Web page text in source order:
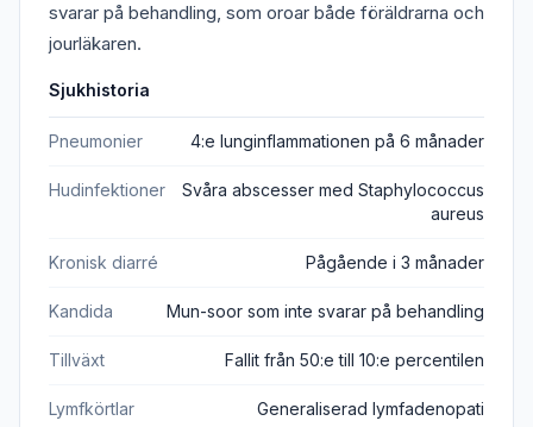
svarar på behandling, som oroar både föräldrarna och
jourläkaren.
Sjukhistoria
Pneumonier 4:e lunginflammationen på 6 månader
Hudinfektioner
Svåra abscesser med Staphylococcus
aureus
Kronisk diarré Pågående i 3 månader
Kandida Mun-soor som inte svarar på behandling
Tillväxt Fallit från 50:e till 10:e percentilen
Lymfkörtlar Generaliserad lymfadenopati